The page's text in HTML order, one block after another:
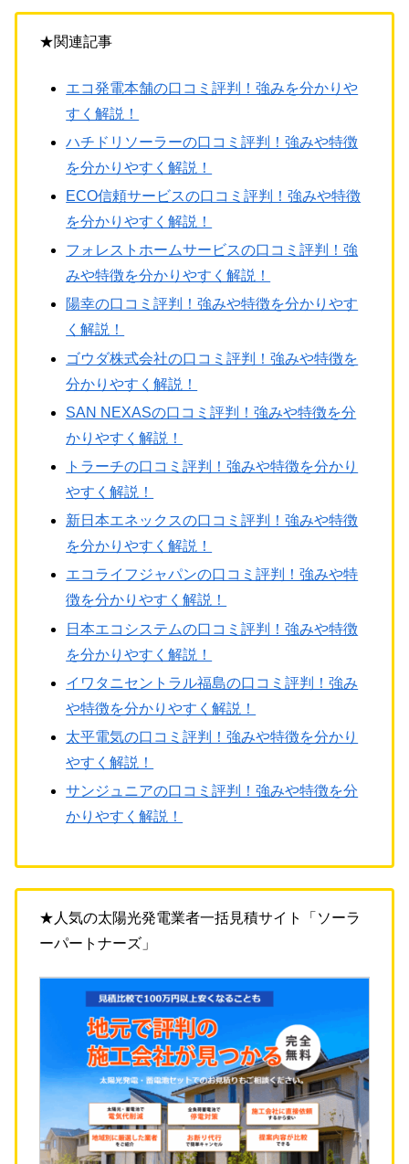
★関連記事
エコ発電本舗の口コミ評判！強みを分かりや
すく解説！
ハチドリソーラーの口コミ評判！強みや特徴
を分かりやすく解説！
ECO信頼サービスの口コミ評判！強みや特徴
を分かりやすく解説！
フォレストホームサービスの口コミ評判！強
みや特徴を分かりやすく解説！
陽幸の口コミ評判！強みや特徴を分かりやす
く解説！
ゴウダ株式会社の口コミ評判！強みや特徴を
分かりやすく解説！
SAN NEXASの口コミ評判！強みや特徴を分
かりやすく解説！
トラーチの口コミ評判！強みや特徴を分かり
やすく解説！
新日本エネックスの口コミ評判！強みや特徴
を分かりやすく解説！
エコライフジャパンの口コミ評判！強みや特
徴を分かりやすく解説！
日本エコシステムの口コミ評判！強みや特徴
を分かりやすく解説！
イワタニセントラル福島の口コミ評判！強み
や特徴を分かりやすく解説！
太平電気の口コミ評判！強みや特徴を分かり
やすく解説！
サンジュニアの口コミ評判！強みや特徴を分
かりやすく解説！
★人気の太陽光発電業者一括見積サイト「ソーラ
ーパートナーズ」